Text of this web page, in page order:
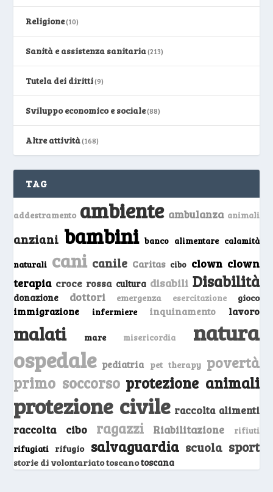
Religione(10)
Sanità e assistenza sanitaria(213)
Tutela dei diritti(9)
Sviluppo economico e sociale(88)
Altre attività(168)
TAG
addestramento ambiente ambulanza animali
anziani bambini banco alimentare calamità
naturali cani canile Caritas cibo clown clown
terapia croce rossa cultura disabili Disabilità
donazione dottori emergenza esercitazione gioco
immigrazione infermiere inquinamento lavoro
malati mare misericordia natura
ospedale pediatria pet therapy povertà
primo soccorso protezione animali
protezione civile raccolta alimenti
raccolta cibo ragazzi Riabilitazione
rifiuti
rifugiati
rifugio salvaguardia scuola sport
storie di volontariato toscanotoscana